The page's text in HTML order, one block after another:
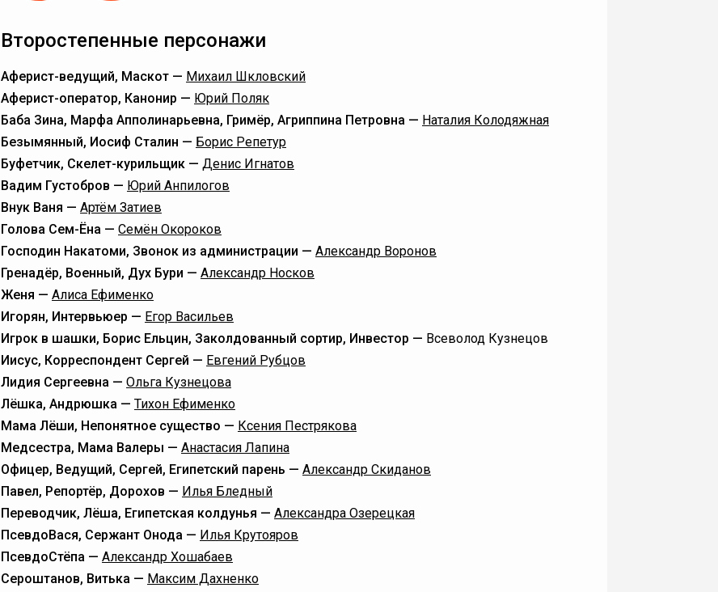
Второстепенные персонажи
Аферист-ведущий, Маскот — Михаил Шкловский
Аферист-оператор, Канонир — Юрий Поляк
Баба Зина, Марфа Апполинарьевна, Гримёр, Агриппина Петровна — Наталия Колодяжная
Безымянный, Иосиф Сталин — Борис Репетур
Буфетчик, Скелет-курильщик — Денис Игнатов
Вадим Густобров — Юрий Анпилогов
Внук Ваня — Артём Затиев
Голова Сем-Ёна — Семён Окороков
Господин Накатоми, Звонок из администрации — Александр Воронов
Гренадёр, Военный, Дух Бури — Александр Носков
Женя — Алиса Ефименко
Игорян, Интервьюер — Егор Васильев
Игрок в шашки, Борис Ельцин, Заколдованный сортир, Инвестор — Всеволод Кузнецов
Иисус, Корреспондент Сергей — Евгений Рубцов
Лидия Сергеевна — Ольга Кузнецова
Лёшка, Андрюшка — Тихон Ефименко
Мама Лёши, Непонятное существо — Ксения Пестрякова
Медсестра, Мама Валеры — Анастасия Лапина
Офицер, Ведущий, Сергей, Египетский парень — Александр Скиданов
Павел, Репортёр, Дорохов — Илья Бледный
Переводчик, Лёша, Египетская колдунья — Александра Озерецкая
ПсевдоВася, Сержант Онода — Илья Крутояров
ПсевдоСтёпа — Александр Хошабаев
Сероштанов, Витька — Максим Дахненко